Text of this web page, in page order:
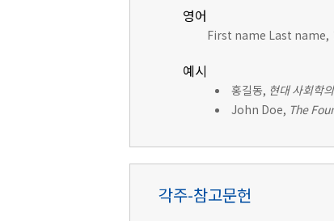
영어
First name Last name,
예시
홍길동, 현대 사회학
John Doe, The
각주-참고문헌